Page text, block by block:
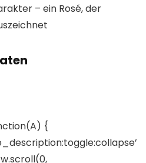
– ein Rosé, der
{